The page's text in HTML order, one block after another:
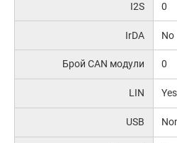
I2S 0
IrDA No
Брой CAN модули 0
LIN Yes
USB